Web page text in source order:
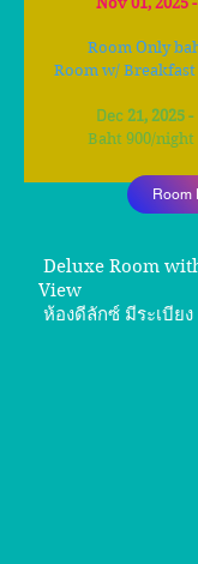
Room Only
Room w/
Dec 21, 2025 -
Baht 900/night
Room
Deluxe Room
ห้องดีลักซ์ มีระเบีย